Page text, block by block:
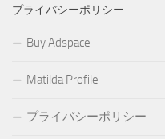
プライバシーポリシー
Buy Adspace
Matilda Profile
プライバシーポリシー